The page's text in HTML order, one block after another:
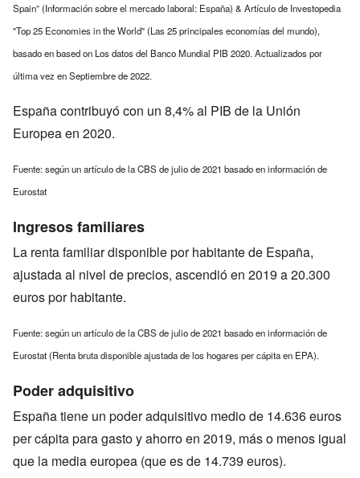
Spain” (Información sobre el mercado laboral: España) & Artículo de Investopedia
"Top 25 Economies in the World" (Las 25 principales economías del mundo),
basado en based on Los datos del Banco Mundial PIB 2020. Actualizados por
última vez en Septiembre de 2022.
España contribuyó con un 8,4% al PIB de la Unión
Europea en 2020.
Fuente: según un artículo de la CBS de julio de 2021 basado en información de
Eurostat
Ingresos familiares
La renta familiar disponible por habitante de España,
ajustada al nivel de precios, ascendió en 2019 a 20.300
euros por habitante.
Fuente: según un artículo de la CBS de julio de 2021 basado en información de
Eurostat (Renta bruta disponible ajustada de los hogares per cápita en EPA).
Poder adquisitivo
España tiene un poder adquisitivo medio de 14.636 euros
per cápita para gasto y ahorro en 2019, más o menos igual
que la media europea (que es de 14.739 euros).